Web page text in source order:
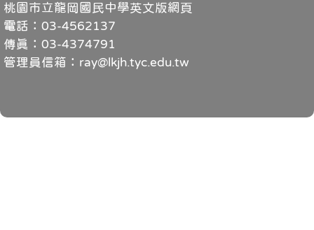
桃園市立龍岡國民中學英文版網頁
電話：03-4562137
傳真：03-4374791
管理員信箱：ray@lkjh.tyc.edu.tw